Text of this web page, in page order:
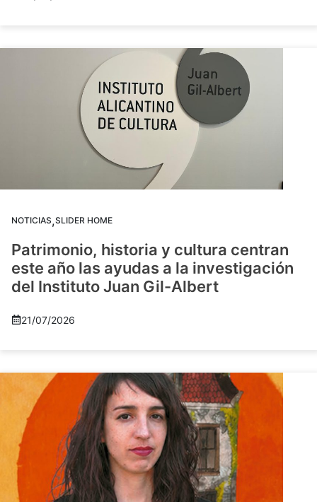
NOTICIAS,SLIDER HOME
Patrimonio, historia y cultura centran
este año las ayudas a la investigación
del Instituto Juan Gil-Albert
21/07/2026